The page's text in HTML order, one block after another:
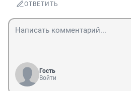
ОТВЕТИТЬ
Гость
Войти